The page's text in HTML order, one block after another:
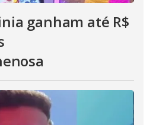
ganham até R$